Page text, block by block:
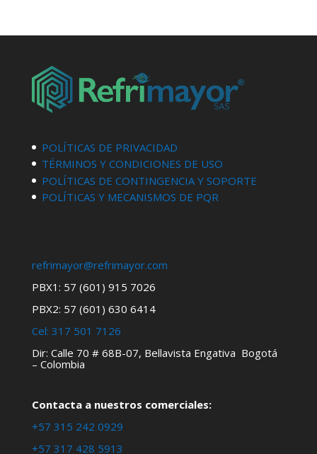
POLÍTICAS DE PRIVACIDAD
TÉRMINOS Y CONDICIONES DE USO
POLÍTICAS DE CONTINGENCIA Y SOPORTE
POLÍTICAS Y MECANISMOS DE PQR
refrimayor@refrimayor.com
PBX1: 57 (601) 915 7026
PBX2: 57 (601) 630 6414
Cel: 317 501 7126
Dir: Calle 70 # 68B-07, Bellavista Engativa Bogotá
– Colombia
Contacta a nuestros comerciales:
+57 315 242 0929
+57 317 428 5913